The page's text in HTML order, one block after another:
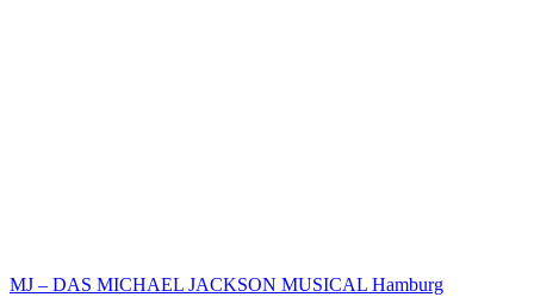
MJ – DAS MICHAEL JACKSON MUSICAL Hamburg